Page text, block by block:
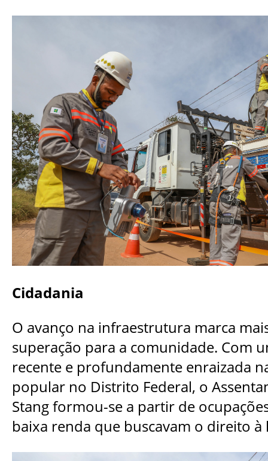
Cidadania
O avanço na infraestrutura marca
superação para a comunidade. Com
recente e profundamente enraizada
popular no Distrito Federal, o
Stang formou-se a partir de
baixa renda que buscavam o direito à